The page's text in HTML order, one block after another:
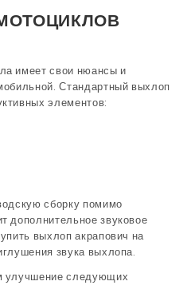
имеет свои нюансы и
Стандартный выхлоп
элементов:
сборку помимо
дополнительное звуковое
выхлоп акрапович на
звука выхлопа.
улучшение следующих